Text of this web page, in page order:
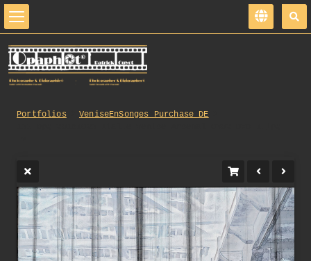
Portfolios
VeniseEnSonges_Purchase_DE